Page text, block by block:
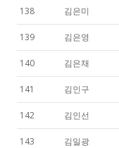
138 김은미
139 김은영
140 김은채
141 김인구
142 김인선
143 김일광